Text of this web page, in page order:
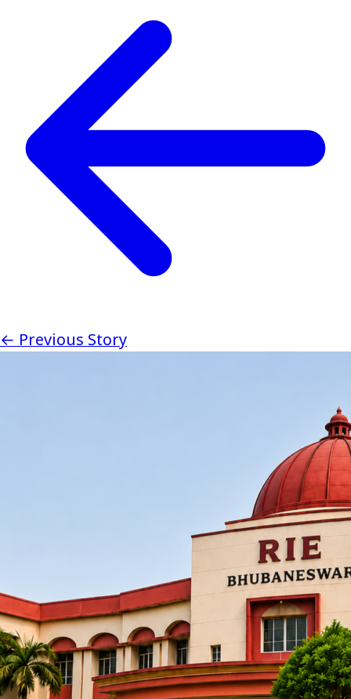
← Previous Story